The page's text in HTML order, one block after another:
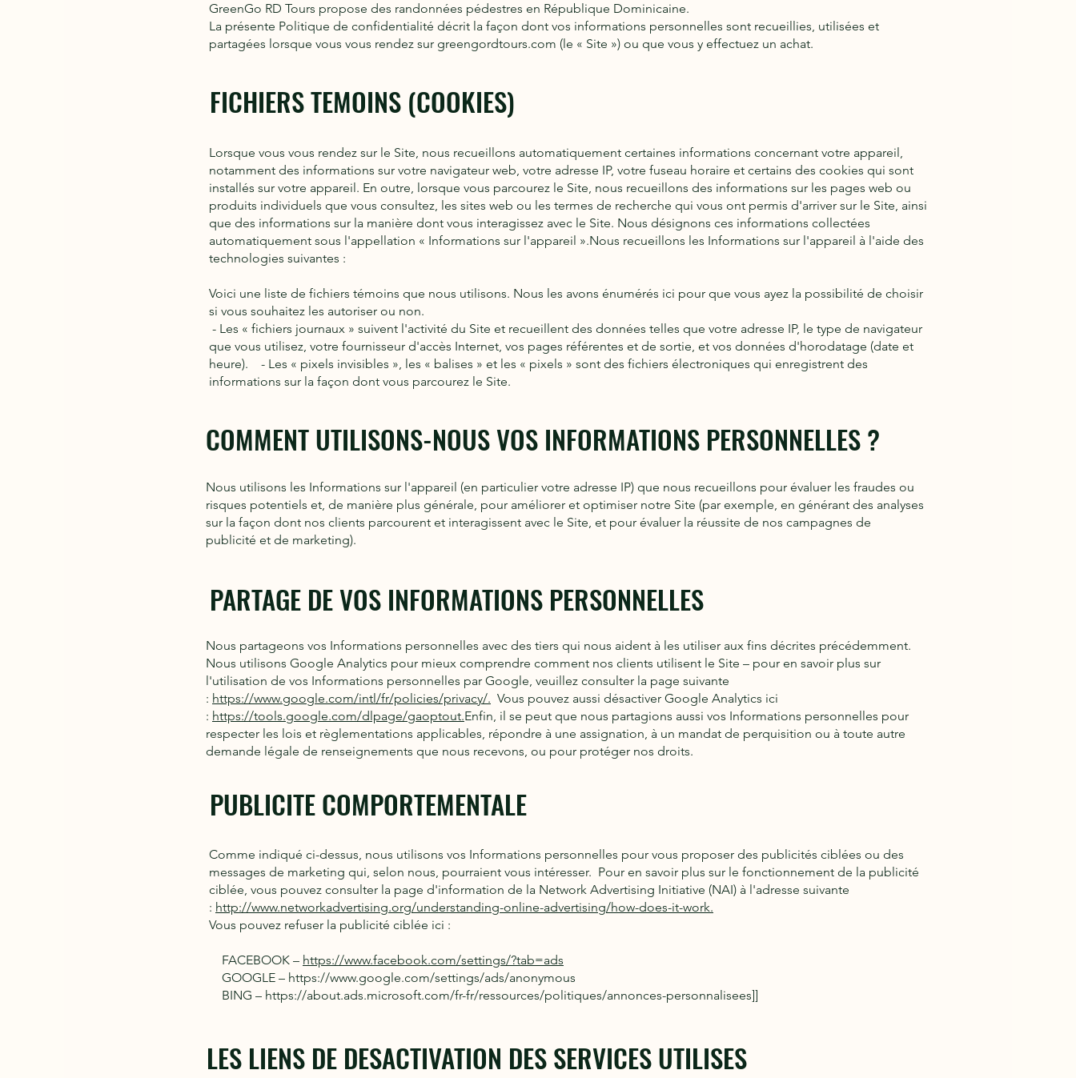
GreenGo RD Tours propose des randonnées pédestres en République Dominicaine.
La présente Politique de confidentialité décrit la façon dont vos informations personnelles sont recueillies, utilisées et
partagées lorsque vous vous rendez sur greengordtours.com (le « Site ») ou que vous y effectuez un achat.
FICHIERS TEMOINS (COOKIES)
Lorsque vous vous rendez sur le Site, nous recueillons automatiquement certaines informations concernant votre appareil,
notamment des informations sur votre navigateur web, votre adresse IP, votre fuseau horaire et certains des cookies qui sont
installés sur votre appareil. En outre, lorsque vous parcourez le Site, nous recueillons des informations sur les pages web ou
produits individuels que vous consultez, les sites web ou les termes de recherche qui vous ont permis d'arriver sur le Site, ainsi
que des informations sur la manière dont vous interagissez avec le Site. Nous désignons ces informations collectées
automatiquement sous l'appellation « Informations sur l'appareil ».Nous recueillons les Informations sur l'appareil à l'aide des
technologies suivantes :
Voici une liste de fichiers témoins que nous utilisons. Nous les avons énumérés ici pour que vous ayez la possibilité de choisir
si vous souhaitez les autoriser ou non.
- Les « fichiers journaux » suivent l'activité du Site et recueillent des données telles que votre adresse IP, le type de navigateur
que vous utilisez, votre fournisseur d'accès Internet, vos pages référentes et de sortie, et vos données d'horodatage (date et
heure). - Les « pixels invisibles », les « balises » et les « pixels » sont des fichiers électroniques qui enregistrent des
informations sur la façon dont vous parcourez le Site.
COMMENTUTILISONS-NOUS VOS INFORMATIONS PERSONNELLES ?
Nous utilisons les Informations sur l'appareil (en particulier votre adresse IP) que nous recueillons pour évaluer les fraudes ou
risques potentiels et, de manière plus générale, pour améliorer et optimiser notre Site (par exemple, en générant des analyses
sur la façon dont nos clients parcourent et interagissent avec le Site, et pour évaluer la réussite de nos campagnes de
publicité et de marketing).
PARTAGE DE VOS INFORMATIONS PERSONNELLES
Nous partageons vos Informations personnelles avec des tiers qui nous aident à les utiliser aux fins décrites précédemment.
Nous utilisons Google Analytics pour mieux comprendre comment nos clients utilisent le Site – pour en savoir plus sur
l'utilisation de vos Informations personnelles par Google, veuillez consulter la page suivante
: https://www.google.com/intl/fr/policies/privacy/. Vous pouvez aussi désactiver Google Analytics ici
: https://tools.google.com/dlpage/gaoptout.Enfin, il se peut que nous partagions aussi vos Informations personnelles pour
respecter les lois et règlementations applicables, répondre à une assignation, à un mandat de perquisition ou à toute autre
demande légale de renseignements que nous recevons, ou pour protéger nos droits.
PUBLICITECOMPORTEMENTALE
Comme indiqué ci-dessus, nous utilisons vos Informations personnelles pour vous proposer des publicités ciblées ou des
messages de marketing qui, selon nous, pourraient vous intéresser. Pour en savoir plus sur le fonctionnement de la publicité
ciblée, vous pouvez consulter la page d'information de la Network Advertising Initiative (NAI) à l'adresse suivante
: http://www.networkadvertising.org/understanding-online-advertising/how-does-it-work.
Vous pouvez refuser la publicité ciblée ici :
FACEBOOK – https://www.facebook.com/settings/?tab=ads
GOOGLE – https://www.google.com/settings/ads/anonymous
BING – https://about.ads.microsoft.com/fr-fr/ressources/politiques/annonces-personnalisees]]
LES LIENS DE DESACTIVATION DES SERVICES UTILISES